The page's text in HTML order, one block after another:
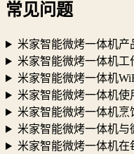
常见问题
米家智能微烤一体机产
米家智能微烤一体机工
米家智能微烤一体机
米家智能微烤一体机使
米家智能微烤一体机烹
米家智能微烤一体机与
米家智能微烤一体机在